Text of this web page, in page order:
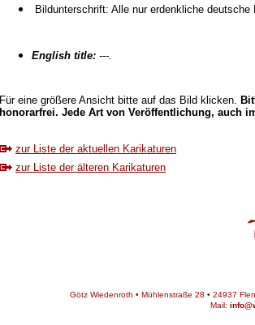
Bildunterschrift: Alle nur erdenkliche
English title: ---.
Für eine größere Ansicht bitte auf das Bild klicken.
honorarfrei. Jede Art von Veröffentlichung, auch
zur Liste der aktuellen Karikaturen
zur Liste der älteren Karikaturen
Götz Wiedenroth • Mühlenstraße 28 • 24937
Mail: